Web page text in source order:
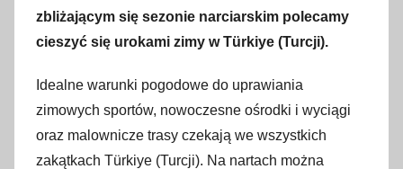
n
3
l
zbliżającym się sezonie narciarskim polecamy
cieszyć się urokami zimy w Türkiye (Turcji).
Idealne warunki pogodowe do uprawiania
zimowych sportów, nowoczesne ośrodki i wyciągi
oraz malownicze trasy czekają we wszystkich
zakątkach Türkiye (Turcji). Na nartach można